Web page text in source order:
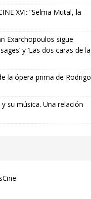
XVI: “Selma Mutal, la
Exarchopoulos sigue
y ’Las dos caras de la
la ópera prima de Rodrigo
su música. Una relación